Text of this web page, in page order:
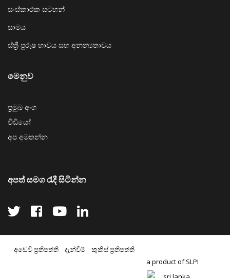
සංස්කාරක සටහන්
සාමය
ස්ත්‍රී පුරුෂ භාවය සහ අනන්‍යතාවය
මෙනුව
ප්‍රමුඛ අංග
වීඩියෝ
අප අමතන්න
අපත් සමග රැදී සිටින්න
අඩෙවි ප්‍රතිපත්ති දැන්වීම්
කුකීස් ප්‍රතිපත්ති
a product of SLPI